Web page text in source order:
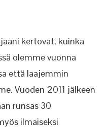
kertovat, kuinka
olemme vuonna
että laajemmin
Vuoden 2011 jälkeen
runsas 30
ilmaiseksi